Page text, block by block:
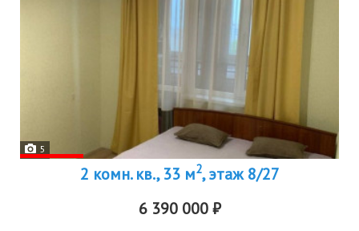
5
2 комн. кв., 33 м2, этаж 8/27
6 390 000 ₽